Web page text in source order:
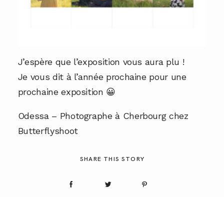
J’espère que l’exposition vous aura plu !
Je vous dit à l’année prochaine pour une
prochaine exposition 😀
Odessa – Photographe à Cherbourg chez
Butterflyshoot
SHARE THIS STORY